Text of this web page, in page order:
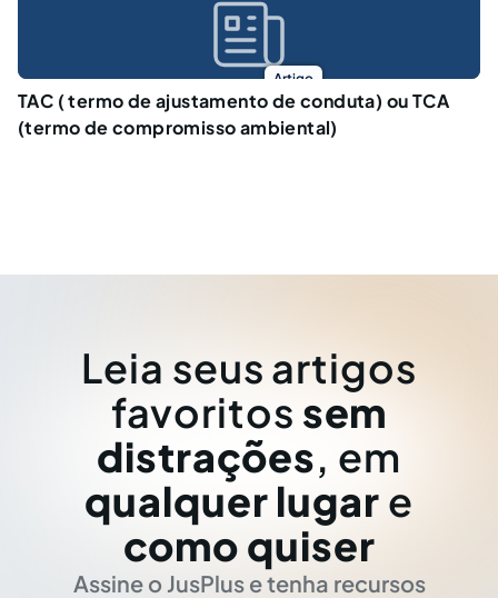
Artigo
TAC ( termo de ajustamento de conduta) ou TCA
(termo de compromisso ambiental)
Leia seus artigos
favoritos sem
distrações, em
qualquer lugar e
como quiser
Assine o JusPlus e tenha recursos